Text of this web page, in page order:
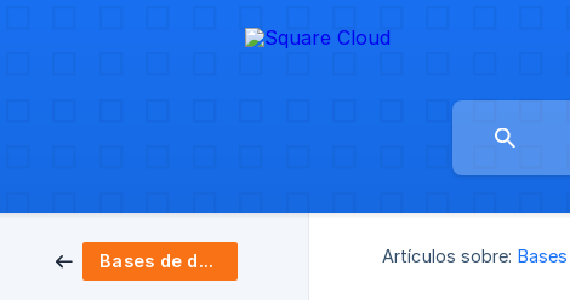
Bases de datos & almacenamiento Artículos sobre: